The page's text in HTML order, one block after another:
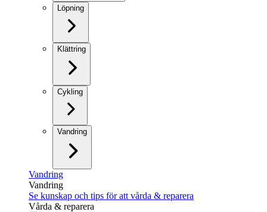
Löpning
Klättring
Cykling
Vandring
Vandring
Vandring
Se kunskap och tips för att vårda & reparera
Vårda & reparera